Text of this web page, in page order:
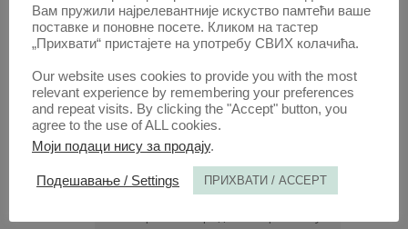
145–160.
Познић, Боривоје. 3–4/1985.
Противтужба у арбитражном спору.
Анали Правног факултета у Београду
33: 421–425.
Радишић, Јаков. 2008. Облигационо
право. Београд: Номос.
Радовић, Вук. 2017. Стечајно право.
Вам пружили најрелевантније искуство памтећи ваше
поставке и поновне посете. Кликом на тастер
„Прихвати“ пристајете на употребу СВИХ колачића.
Our website uses cookies to provide you with the most
relevant experience by remembering your preferences
and repeat visits. By clicking the "Accept" button, you
agree to the use of ALL cookies.
Моји подаци нису за продају.
Подешавање / Settings ПРИХВАТИ / ACCEPT